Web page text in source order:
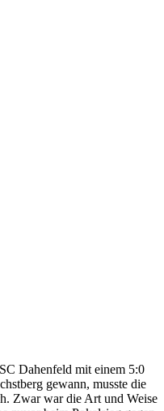
Dahenfeld mit einem 5:0
gewann, musste die
Zwar war die Art und Weise